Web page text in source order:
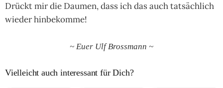
Drückt mir die Daumen, dass ich das auch tatsächlich
wieder hinbekomme!
~ Euer Ulf Brossmann ~
Vielleicht auch interessant für Dich?